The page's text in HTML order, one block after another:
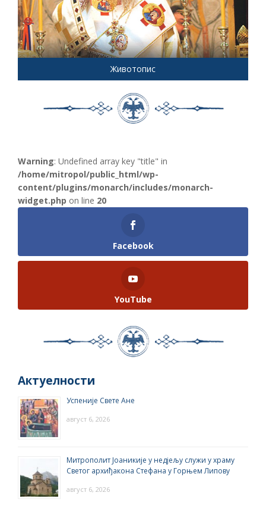
Животопис
Warning: Undefined array key "title" in
/home/mitropol/public_html/wp-
content/plugins/monarch/includes/monarch-
widget.php on line 20
Facebook
YouTube
Актуелности
Успеније Свете Ане
август 6, 2026
Митрополит Јоаникије у недјељу служи у храму
Светог архиђакона Стефана у Горњем Липову
август 6, 2026